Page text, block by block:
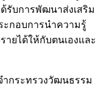
รับการพัฒนาส่งเสริม
ะกอบการนำความรู้
ายได้ให้กับตนเองและ
กระทรวงวัฒนธรรม